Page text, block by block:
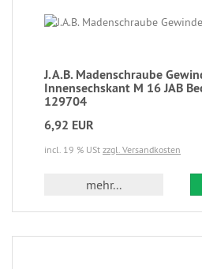
J.A.B. Madenschraube
Innensechskant M 16 JAB
129704
6,92 EUR
incl. 19 % USt zzgl. Versandkosten
mehr...